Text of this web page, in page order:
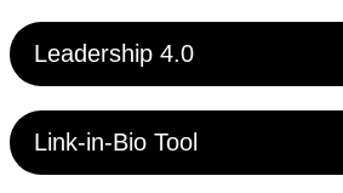
Leadership 4.0
Link-in-Bio Tool